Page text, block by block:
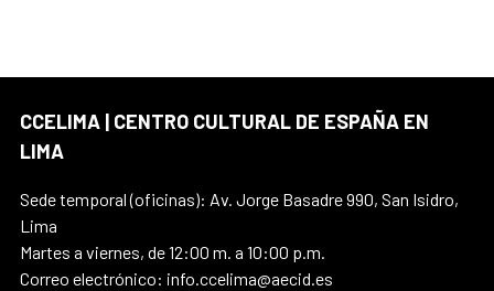
CCELIMA | CENTRO CULTURAL DE ESPAÑA EN
LIMA
Sede temporal (oficinas): Av. Jorge Basadre 990, San Isidro,
Lima
Martes a viernes, de 12:00 m. a 10:00 p.m.
Correo electrónico: info.ccelima@aecid.es